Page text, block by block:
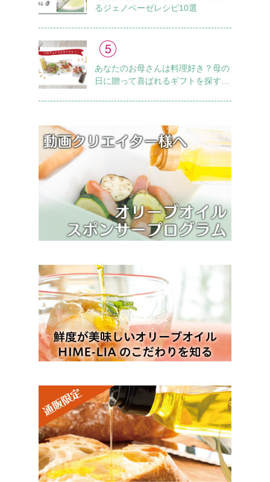
るジェノベーゼレシピ10選
あなたのお母さんは料理好き？母の
日に贈って喜ばれるギフトを探すチ